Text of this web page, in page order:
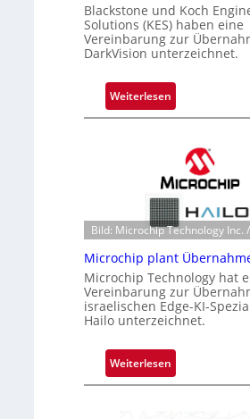
Blackstone und Koch
Solutions (KES) haben eine
Vereinbarung zur
DarkVision unterzeichnet.
Weiterlesen
B
k
s
t
n
e
ü
b
n
Bild: Microchip Technology Inc.
Microchip plant
Microchip Technology hat
Vereinbarung zur
israelischen Edge-KI-
Hailo unterzeichnet.
Weiterlesen
M